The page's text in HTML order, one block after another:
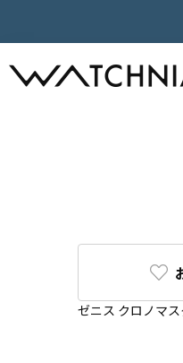
ゼニス クロノマ